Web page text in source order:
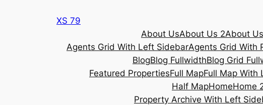
XS 79
About UsAbout Us 2About
Agents Grid With Left SidebarAgents Grid With
BlogBlog FullwidthBlog Grid
Featured PropertiesFull MapFull Map With
Half MapHomeHome
Property Archive With Left